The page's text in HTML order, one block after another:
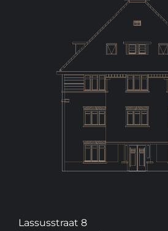
Lassusstraat 8